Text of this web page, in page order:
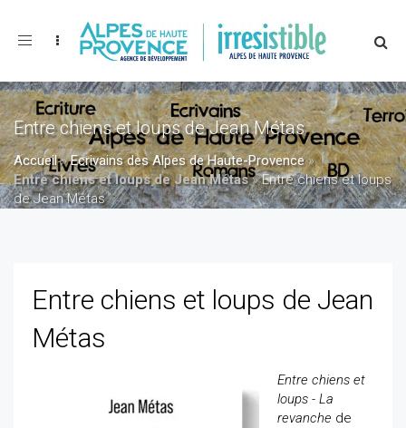
Toggle
Entre chiens et loups de Jean Métas
Accueil»Ecrivains des Alpes de Haute-Provence»
Entre chiens et loups de Jean Métas»Entre chiens et loups
de Jean Métas
Entre chiens et loups de Jean
Métas
Entre chiens et
loups - La
revanche de